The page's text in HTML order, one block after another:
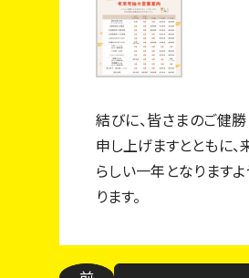
結びに、皆さまのご健
申し上げますとともに、
らしい一年となりますよ
ります。